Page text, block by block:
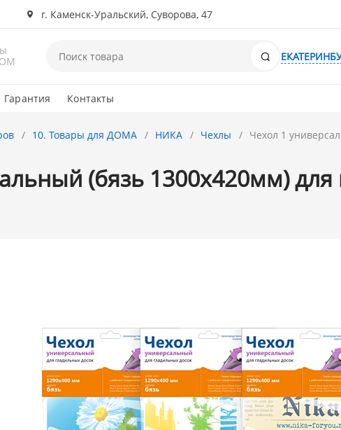
г. Каменск-Уральский, Суворова, 47
Поиск
Гарантия Контакты
10. Товары для ДОМА НИКА Чехлы
Чехол 1
(бязь 1300х420мм) для